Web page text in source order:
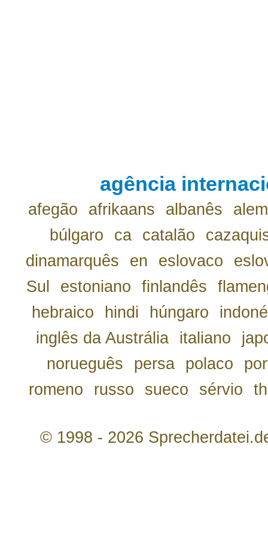
agência
afegão afrikaans albanês
búlgaro
ca catalão
dinamarquês
en eslovaco
Sul
estoniano finlandês
hebraico
hindi húngaro
inglês da Austrália
italiano
norueguês
persa polaco
romeno
russo sueco sérvio th
© 1998 - 2026